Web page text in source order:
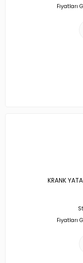
Fiyatları
KRANK
Fiyatları